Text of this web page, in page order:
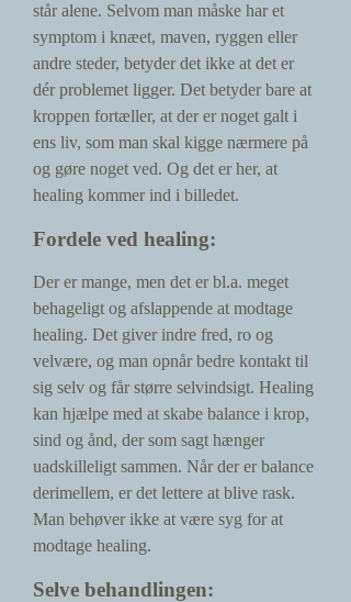
står alene. Selvom man måske har et
symptom i knæet, maven, ryggen eller
andre steder, betyder det ikke at det er
dér problemet ligger. Det betyder bare at
kroppen fortæller, at der er noget galt i
ens liv, som man skal kigge nærmere på
og gøre noget ved. Og det er her, at
healing kommer ind i billedet.
Fordele ved healing:
Der er mange, men det er bl.a. meget
behageligt og afslappende at modtage
healing. Det giver indre fred, ro og
velvære, og man opnår bedre kontakt til
sig selv og får større selvindsigt. Healing
kan hjælpe med at skabe balance i krop,
sind og ånd, der som sagt hænger
uadskilleligt sammen. Når der er balance
derimellem, er det lettere at blive rask.
Man behøver ikke at være syg for at
modtage healing.
Selve behandlingen: